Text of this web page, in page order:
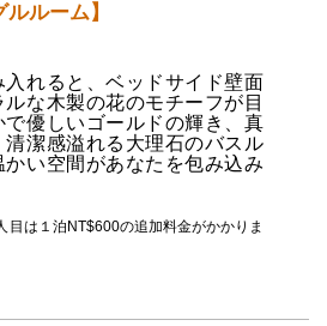
ルーム】
れると、ベッドサイド壁面
な木製の花のモチーフが目
で優しいゴールドの輝き、真
潔感溢れる大理石のバスル
い空間があなたを包み込み
目は１泊NT$600の追加料金がかかりま